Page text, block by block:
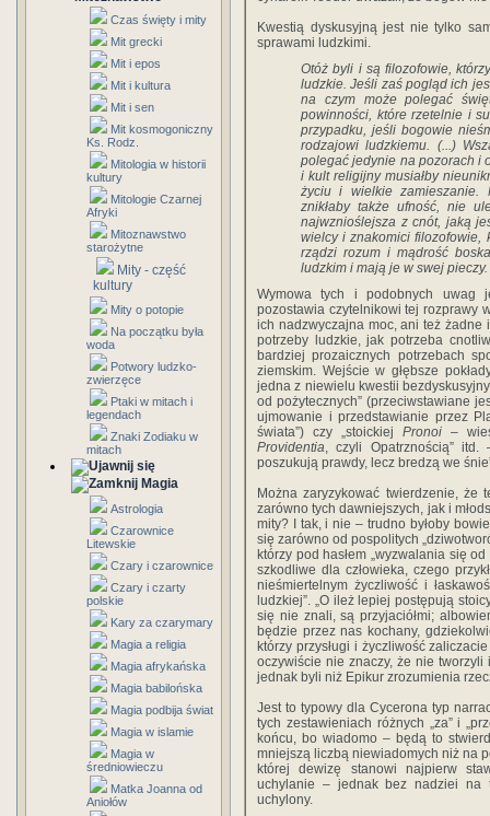
Czas święty i mity
Mit grecki
Mit i epos
Mit i kultura
Mit i sen
Mit kosmogoniczny
Ks. Rodz.
Mitologia w historii
kultury
Mitologie Czarnej
Afryki
Mitoznawstwo
starożytne
Mity - część
kultury
Mity o potopie
Na początku była
woda
Potwory ludzko-
zwierzęce
Ptaki w mitach i
legendach
Znaki Zodiaku w
mitach
Magia
Astrologia
Czarownice
Litewskie
Czary i czarownice
Czary i czarty
polskie
Kary za czarymary
Magia a religia
Magia afrykańska
Magia babilońska
Magia podbija świat
Magia w islamie
Magia w
średniowieczu
Matka Joanna od
Aniołów
Kwestią dyskusyjną jest nie tylko
sprawami ludzkimi.
Otóż byli i są filozofowie,
ludzkie. Jeśli zaś pogląd ich
na czym może polegać
powinności, które rzetelnie i
przypadku, jeśli bogowie
rodzajowi ludzkiemu. (...)
polegać jedynie na pozorach i
i kult religijny musiałby
życiu i wielkie zamieszanie.
znikłaby także ufność, nie
najwznioślejsza z cnót, jaką
wielcy i znakomici filozofowie,
rządzi rozum i mądrość
ludzkim i mają je w swej pieczy.
Wymowa tych i podobnych uwag
pozostawia czytelnikowi tej rozprawy
ich nadzwyczajna moc, ani też
potrzeby ludzkie, jak potrzeba
bardziej prozaicznych potrzebach
ziemskim. Wejście w głębsze
jedna z niewielu kwestii
od pożytecznych” (przeciwstawiane
ujmowanie i przedstawianie przez
świata”) czy „stoickiej Pronoi –
Providentia, czyli Opatrznością”
poszukują prawdy, lecz bredzą we
Można zaryzykować twierdzenie, że
zarówno tych dawniejszych, jak i
mity? I tak, i nie – trudno byłoby
się zarówno od pospolitych
którzy pod hasłem „wyzwalania się
szkodliwe dla człowieka, czego
nieśmiertelnym życzliwość i
ludzkiej”. „O ileż lepiej postępują
się nie znali, są przyjaciółmi;
będzie przez nas kochany,
którzy przysługi i życzliwość
oczywiście nie znaczy, że nie
jednak byli niż Epikur zrozumienia
Jest to typowy dla Cycerona typ
tych zestawieniach różnych „za” i
końcu, bo wiadomo – będą to
mniejszą liczbą niewiadomych niż na
której dewizę stanowi najpierw
uchylanie – jednak bez nadziei na
uchylony.